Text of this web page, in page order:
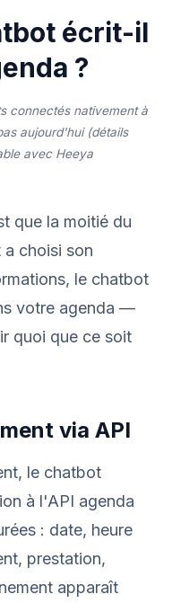
écrit-il
?
connectés nativement à
aujourd'hui (détails
avec Heeya
que la moitié du
choisi son
le chatbot
votre agenda —
quoi que ce soit
via API
le chatbot
à l'API agenda
: date, heure
prestation,
apparaît